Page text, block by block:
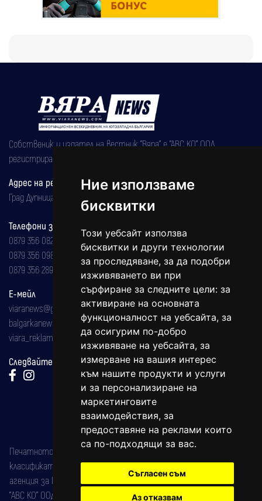
Ние използваме
бисквитки
Този уебсайт използва
бисквитки и други технологии
за проследяване, за да подобри
изживяването ви при
сърфиране за следните цели: за
активиране на основната
функционалност на уебсайта, за
да осигурим по-добро
изживяване на уебсайта, за
измерване на вашия интерес
към нашите продукти и услуги
и за персонализиране на
маркетинговите
взаимодействия, за
предоставяне на реклами които
са по-подходящи за вас.
Съгласен съм
Аз отказвам
Собственик и издател на вестник "Вяра" е "АВС КО" ООД,
регистрирана на 08.05.2002 година.
Адрес на редакцията
Град Дупница, ул.''Христо Ботев" 43
Телефони за реклама и абонаменти
0879 356 082
0879 356 098
0879 356 289
Е-мейл
viaranews@gmail.com
balgarkanews@gmail.com
viara_reklama@mail.bg
Следвайте ни:
Печатното издание на вестника е регистрирано в националния
класификатор на печатните издания (Българска национална
агенция за ISSN) под номер: ISSN 1312-4722.
"АВС КО" ООД е притежател на марката: Вяра информационен